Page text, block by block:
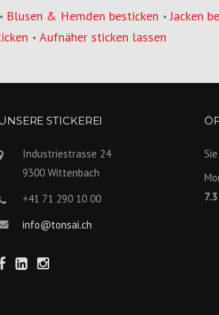
• Blusen & Hemden besticken •Jacken
• Aufnäher sticken lassen
STICKEREI
Industriestrasse 24
9300 Wittenbach
+41 71 290 10 00
info@tonsai.ch